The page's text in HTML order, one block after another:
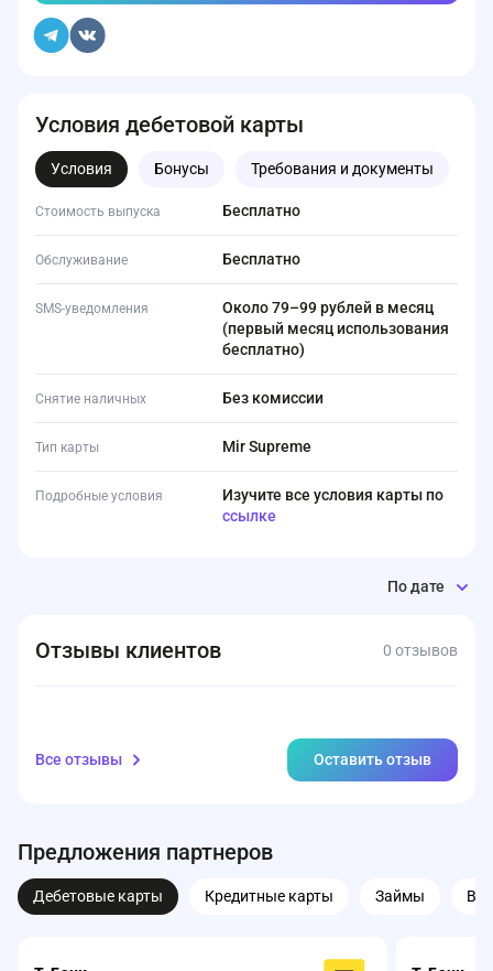
Условия дебетовой карты
Условия Бонусы Требования и документы
Стоимость выпуска Бесплатно
Обслуживание Бесплатно
SMS-уведомления
Около 79–99 рублей в месяц
(первый месяц использования
бесплатно)
Снятие наличных Без комиссии
Тип карты Mir Supreme
Подробные условия
Изучите все условия карты по
ссылке
По дате
Отзывы клиентов 0 отзывов
Все отзывы Оставить отзыв
Предложения партнеров
Дебетовые карты Кредитные карты Займы